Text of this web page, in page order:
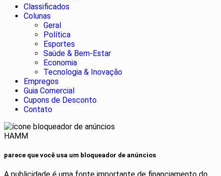
Classificados
Colunas
Geral
Política
Esportes
Saúde & Bem-Estar
Economia
Tecnologia & Inovação
Empregos
Guia Comercial
Cupons de Desconto
Contato
HAMM
parece que você usa um bloqueador de anúncios